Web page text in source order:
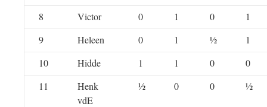
8 Victor 0 1 0
1
9
Heleen 0 1 ½
1
10
Hidde 1 1 0
0
11
Henk
vdE
½ 0 0 ½